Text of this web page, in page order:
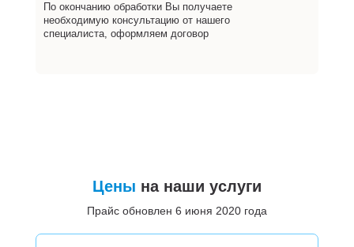
По окончанию обработки Вы получаете
необходимую консультацию от нашего
специалиста, оформляем договор
Цены на наши услуги
Прайс обновлен 6 июня 2020 года